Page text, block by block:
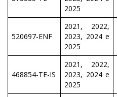
2025
520697-ENF
2021, 2022,
2023, 2024 e
2025
468854-TE-IS
2021, 2022,
2023, 2024 e
2025